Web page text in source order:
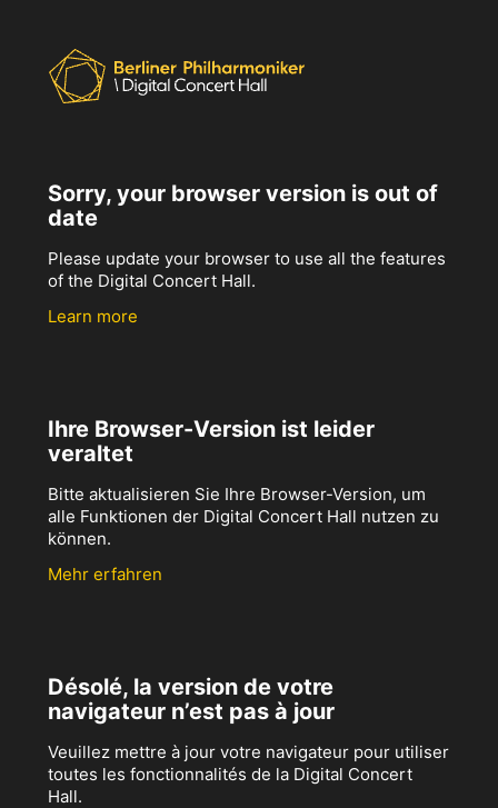
Sorry, your browser version is out of
date
Please update your browser to use all the features
of the Digital Concert Hall.
Learn more
Ihre Browser-Version ist leider
veraltet
Bitte aktualisieren Sie Ihre Browser-Version, um
alle Funktionen der Digital Concert Hall nutzen zu
können.
Mehr erfahren
Désolé, la version de votre
navigateur n’est pas à jour
Veuillez mettre à jour votre navigateur pour utiliser
toutes les fonctionnalités de la Digital Concert
Hall.